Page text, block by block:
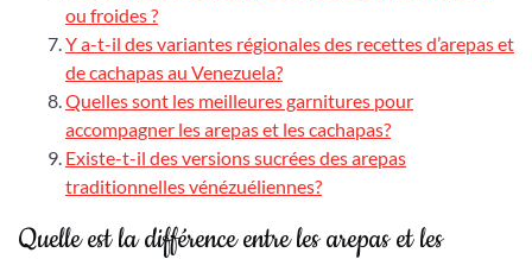
ou froides ?
Y a-t-il des variantes régionales des recettes d’arepas et
de cachapas au Venezuela?
Quelles sont les meilleures garnitures pour
accompagner les arepas et les cachapas?
Existe-t-il des versions sucrées des arepas
traditionnelles vénézuéliennes?
Quelle est la différence entre les arepas et les